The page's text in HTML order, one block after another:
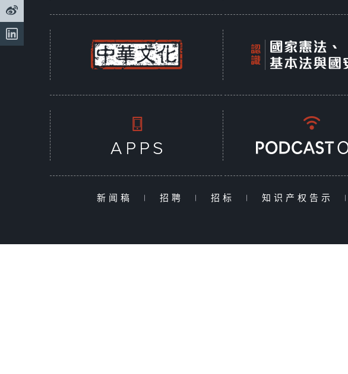
新闻稿 | 招聘 | 招标 | 知识产权告示 |